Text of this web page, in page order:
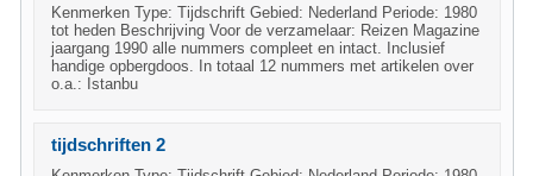
Kenmerken Type: Tijdschrift Gebied: Nederland Periode: 1980
tot heden Beschrijving Voor de verzamelaar: Reizen Magazine
jaargang 1990 alle nummers compleet en intact. Inclusief
handige opbergdoos. In totaal 12 nummers met artikelen over
o.a.: Istanbu
tijdschriften 2